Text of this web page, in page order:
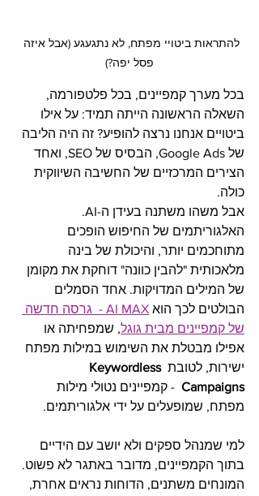
להתראות ביטויי מפתח, לא נתגעגע (אבל איזה
פסל יפה?)
בכל מערך קמפיינים, בכל פלטפורמה,
השאלה הראשונה הייתה תמיד: על אילו
ביטויים אנחנו נרצה להופיע? זה היה הליבה
של Google Ads, הבסיס של SEO, ואחד
הצירים המרכזיים של החשיבה השיווקית
כולה.
אבל משהו משתנה בעידן ה-AI.
האלגוריתמים של החיפוש הופכים
מתוחכמים יותר, והיכולת של בינה
מלאכותית "להבין כוונה" דוחקת את מקומן
של המילים המדויקות. אחד הסמלים
הבולטים לכך הוא
AI MAX -  גרסה חדשה
של קמפיינים מבית גוגל, שמפחיתה או
אפילו מבטלת את השימוש במילות מפתח
ישירות, לטובת Keywordless
Campaigns - קמפיינים נטולי מילות
מפתח, שמופעלים על ידי אלגוריתמים.
למי שמנהל ספקים ולא יושב עם הידיים
בתוך הקמפיינים, מדובר באתגר לא פשוט.
המונחים משתנים, הדוחות נראים אחרת,